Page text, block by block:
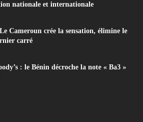
nationale et internationale
Cameroun crée la sensation, élimine le
carré
: le Bénin décroche la note « Ba3 »